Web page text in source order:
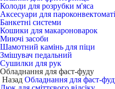
Колоди для розрубки м'яса
Аксесуари для
Банкетні системи
Кошики для макароноварок
Миючі засоби
Шамотний камінь для піци
Змішувач педальний
Сушилки для рук
Обладнання для фаст-фуду
Назад Обладнання для фаст-